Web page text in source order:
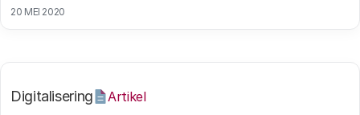
20 MEI 2020
Digitalisering Artikel